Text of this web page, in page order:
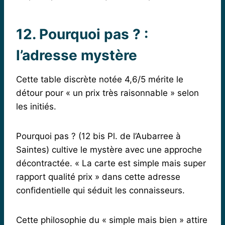
12. Pourquoi pas ? :
l’adresse mystère
Cette table discrète notée 4,6/5 mérite le
détour pour « un prix très raisonnable » selon
les initiés.
Pourquoi pas ? (12 bis Pl. de l’Aubarree à
Saintes) cultive le mystère avec une approche
décontractée. « La carte est simple mais super
rapport qualité prix » dans cette adresse
confidentielle qui séduit les connaisseurs.
Cette philosophie du « simple mais bien » attire